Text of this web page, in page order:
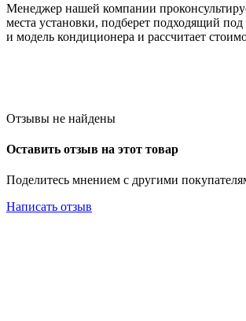
Менеджер нашей компании
места установки, подберет подходящий
и модель кондиционера и рассчитает
Отзывы не найдены
Оставить отзыв на этот товар
Поделитесь мнением с другими
Написать отзыв